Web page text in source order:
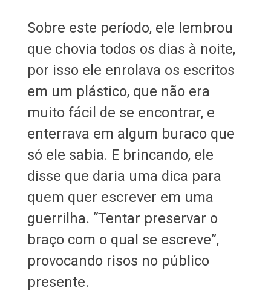
Sobre este período, ele lembrou
que chovia todos os dias à noite,
por isso ele enrolava os escritos
em um plástico, que não era
muito fácil de se encontrar, e
enterrava em algum buraco que
só ele sabia. E brincando, ele
disse que daria uma dica para
quem quer escrever em uma
guerrilha. “Tentar preservar o
braço com o qual se escreve”,
provocando risos no público
presente.